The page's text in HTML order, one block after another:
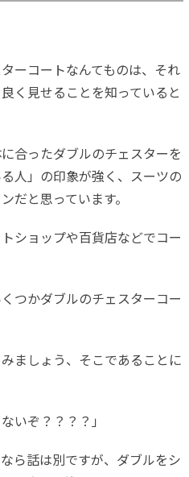
ーコートなんてものは、それ
く見せることを知っていると
合ったダブルのチェスターを
人」の印象が強く、スーツの
だと思っています。
ショップや百貨店などでコー
つかダブルのチェスターコー
ましょう、そこであることに
いぞ？？？？」
ら話は別ですが、ダブルをシ